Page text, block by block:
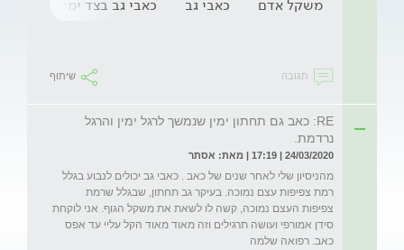
משקל אדם כאבי גב כאבי גב בצד ימין
תגובה שיתוף
RE: כאב גם תחתון ימין שנמשך לרגל ימין והרגל
נרדמת.
24/03/2020 | 17:19 | מאת: אסתר
מהניסיון שלי לאחר שנים של כאב . כאבי גב יכולים לנבוע בגלל
רמת צפיפות עצם נמוכה. בעיקר גב תחתון, שבגלל שרמת
צפיפות העצם נמוכה, קשה לו לשאת את משקל הגוף. אני לוקחת
סידן אמורפי ועושה תרגילים וזה מאוד מאוד הקל עליי עד אפס
כאב. רפואה שלמה